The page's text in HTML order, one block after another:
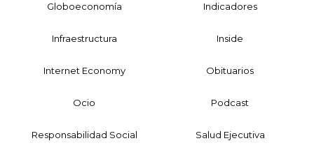
Globoeconomía Indicadores
Infraestructura Inside
Internet Economy Obituarios
Ocio Podcast
Responsabilidad Social Salud Ejecutiva